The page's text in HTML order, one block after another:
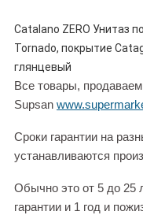
Catalano ZERO Унитаз
Tornado, покрытие
глянцевый
Все товары,
Supsan
Сроки гарантии на
устанавливаются
Обычно это от 5 до 25
гарантии и 1 год и